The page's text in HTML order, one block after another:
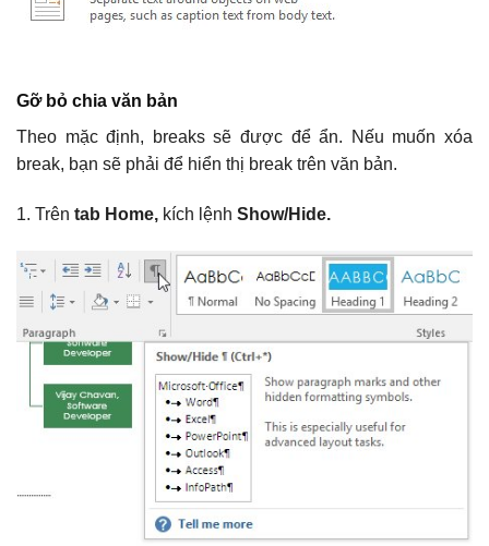
Gỡ bỏ chia văn bản
Theo mặc định, breaks sẽ được để ẩn. Nếu muốn xóa
break, bạn sẽ phải để hiển thị break trên văn bản.
1. Trên tab Home, kích lệnh Show/Hide.